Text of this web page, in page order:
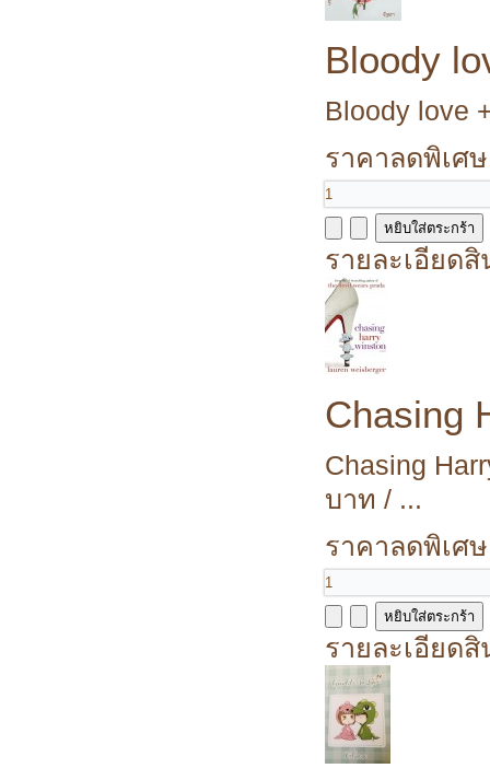
Bloody
Bloody love
ราคาลดพิเศ
รายละเอียด
Chasing
Chasing
บาท / ...
ราคาลดพิเศ
รายละเอียด